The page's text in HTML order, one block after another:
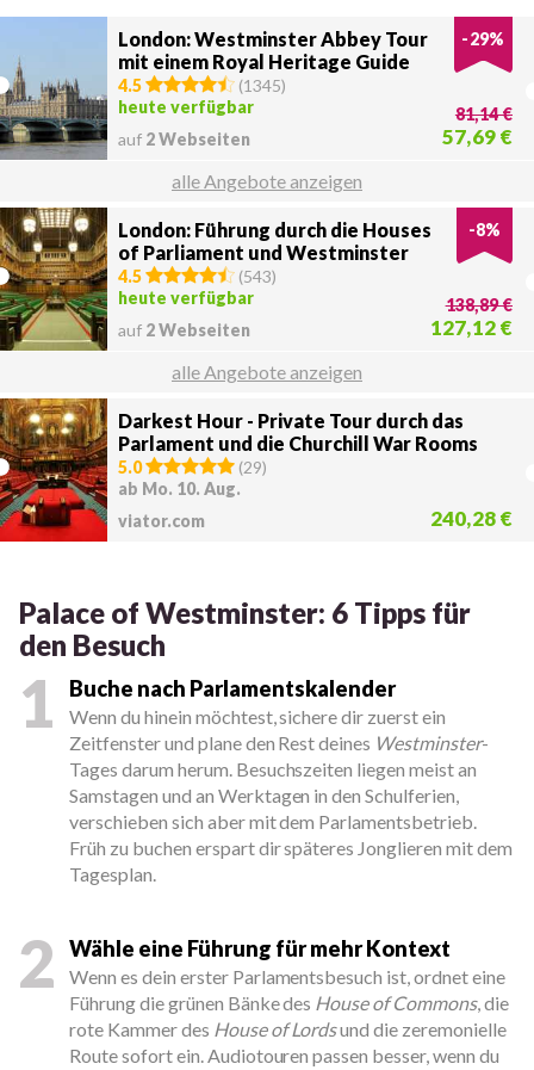
London: Westminster Abbey Tour
mit einem Royal Heritage Guide
-29%
4.5 (1345)
heute verfügbar
auf 2 Webseiten
81,14 €
57,69 €
alle Angebote anzeigen
London: Führung durch die Houses
of Parliament und Westminster
Abbey
-8%
4.5 (543)
heute verfügbar
auf 2 Webseiten
138,89 €
127,12 €
alle Angebote anzeigen
Darkest Hour - Private Tour durch das
Parlament und die Churchill War Rooms
5.0 (29)
ab Mo. 10. Aug.
viator.com
240,28 €
Palace of Westminster: 6 Tipps für
den Besuch
1 Buche nach Parlamentskalender
Wenn du hinein möchtest, sichere dir zuerst ein
Zeitfenster und plane den Rest deines Westminster-
Tages darum herum. Besuchszeiten liegen meist an
Samstagen und an Werktagen in den Schulferien,
verschieben sich aber mit dem Parlamentsbetrieb.
Früh zu buchen erspart dir späteres Jonglieren mit dem
Tagesplan.
2 Wähle eine Führung für mehr Kontext
Wenn es dein erster Parlamentsbesuch ist, ordnet eine
Führung die grünen Bänke des House of Commons, die
rote Kammer des House of Lordsund die zeremonielle
Route sofort ein. Audiotouren passen besser, wenn du